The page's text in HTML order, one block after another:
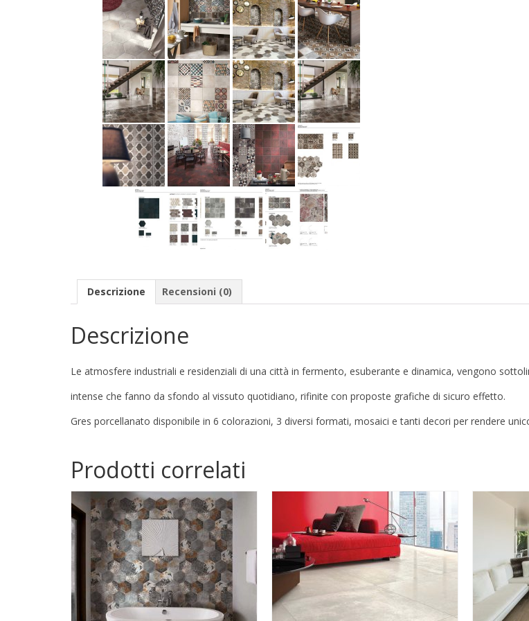
Descrizione Recensioni (0)
Descrizione
Le atmosfere industriali e residenziali di una città in fermento, esuberante e dinamica, vengono
intense che fanno da sfondo al vissuto quotidiano, rifinite con proposte grafiche di sicuro effetto.
Gres porcellanato disponibile in 6 colorazioni, 3 diversi formati, mosaici e tanti decori per rendere
Prodotti correlati